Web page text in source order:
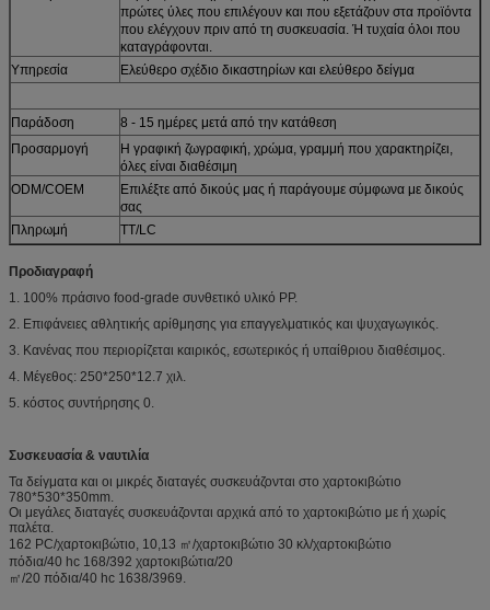
πρώτες ύλες που επιλέγουν και που εξετάζουν στα προϊόντα
που ελέγχουν πριν από τη συσκευασία. Ή τυχαία όλοι που
καταγράφονται.
Υπηρεσία
Ελεύθερο σχέδιο δικαστηρίων και ελεύθερο δείγμα
Παράδοση
8 - 15 ημέρες μετά από την κατάθεση
Προσαρμογή
Η γραφική ζωγραφική, χρώμα, γραμμή που χαρακτηρίζει,
όλες είναι διαθέσιμη
ODM/COEM
Επιλέξτε από δικούς μας ή παράγουμε σύμφωνα με δικούς
σας
Πληρωμή
TT/LC
Προδιαγραφή
1. 100% πράσινο food-grade συνθετικό υλικό PP.
2. Επιφάνειες αθλητικής αρίθμησης για επαγγελματικός και ψυχαγωγικός.
3. Κανένας που περιορίζεται καιρικός, εσωτερικός ή υπαίθριου διαθέσιμος.
4. Μέγεθος: 250*250*12.7 χιλ.
5. κόστος συντήρησης 0.
Συσκευασία & ναυτιλία
Τα δείγματα και οι μικρές διαταγές συσκευάζονται στο χαρτοκιβώτιο
780*530*350mm.
Οι μεγάλες διαταγές συσκευάζονται αρχικά από το χαρτοκιβώτιο με ή χωρίς
παλέτα.
162 PC/χαρτοκιβώτιο, 10,13 ㎡/χαρτοκιβώτιο 30 κλ/χαρτοκιβώτιο
πόδια/40 hc 168/392 χαρτοκιβώτια/20
㎡/20 πόδια/40 hc 1638/3969.